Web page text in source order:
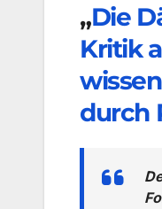
„Die
Kritik
durch